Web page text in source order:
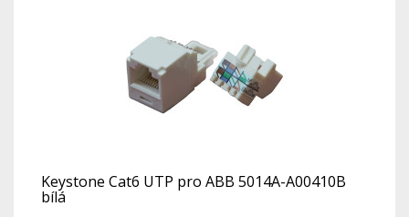
Keystone Cat6 UTP pro ABB 5014A-A00410B
bílá